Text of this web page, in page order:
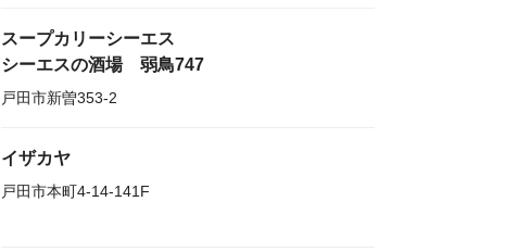
スープカリーシーエス
シーエスの酒場 弱鳥747
戸田市新曽353-2
イザカヤ
戸田市本町4-14-141F